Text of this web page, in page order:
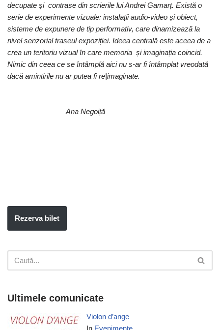
decupate și contrase din scrierile lui Andrei Gamarț. Există o
serie de experimente vizuale: instalații audio-video și obiect,
sisteme de expunere de tip performativ, care dinamizează la
nivel senzorial traseul expoziției. Ideea centrală este aceea de a
crea un teritoriu vizual în care memoria și imaginația coincid.
Nimic din ceea ce se întâmplă aici nu s-ar fi întâmplat vreodată
dacă amintirile nu ar putea fi re|imaginate.
Ana Negoiță
Rezerva bilet
Ultimele comunicate
Violon d’ange
In Evenimente